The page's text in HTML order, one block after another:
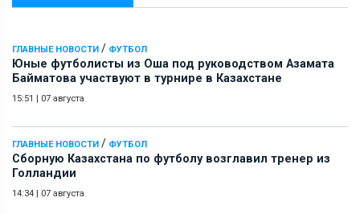
ГЛАВНЫЕ НОВОСТИ / ФУТБОЛ
Юные футболисты из Оша под руководством Азамата
Байматова участвуют в турнире в Казахстане
15:51 | 07 августа
ГЛАВНЫЕ НОВОСТИ / ФУТБОЛ
Сборную Казахстана по футболу возглавил тренер из
Голландии
14:34 | 07 августа